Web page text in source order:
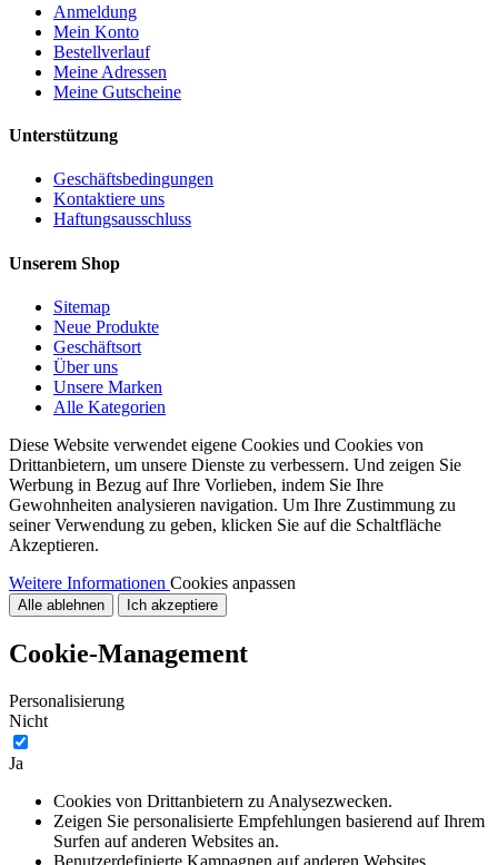
Anmeldung
Mein Konto
Bestellverlauf
Meine Adressen
Meine Gutscheine
Unterstützung
Geschäftsbedingungen
Kontaktiere uns
Haftungsausschluss
Unserem Shop
Sitemap
Neue Produkte
Geschäftsort
Über uns
Unsere Marken
Alle Kategorien
Diese Website verwendet eigene Cookies und Cookies von
Drittanbietern, um unsere Dienste zu verbessern. Und zeigen Sie
Werbung in Bezug auf Ihre Vorlieben, indem Sie Ihre
Gewohnheiten analysieren navigation. Um Ihre Zustimmung zu
seiner Verwendung zu geben, klicken Sie auf die Schaltfläche
Akzeptieren.
Weitere Informationen Cookies anpassen
Alle ablehnen Ich akzeptiere
Cookie-Management
Personalisierung
Nicht
Ja
Cookies von Drittanbietern zu Analysezwecken.
Zeigen Sie personalisierte Empfehlungen basierend auf Ihrem
Surfen auf anderen Websites an.
Benutzerdefinierte Kampagnen auf anderen Websites